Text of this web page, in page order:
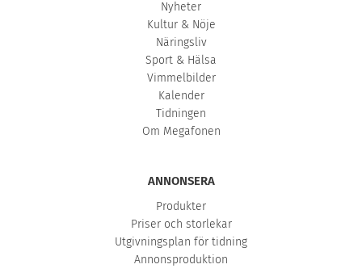
Nyheter
Kultur & Nöje
Näringsliv
Sport & Hälsa
Vimmelbilder
Kalender
Tidningen
Om Megafonen
ANNONSERA
Produkter
Priser och storlekar
Utgivningsplan för tidning
Annonsproduktion